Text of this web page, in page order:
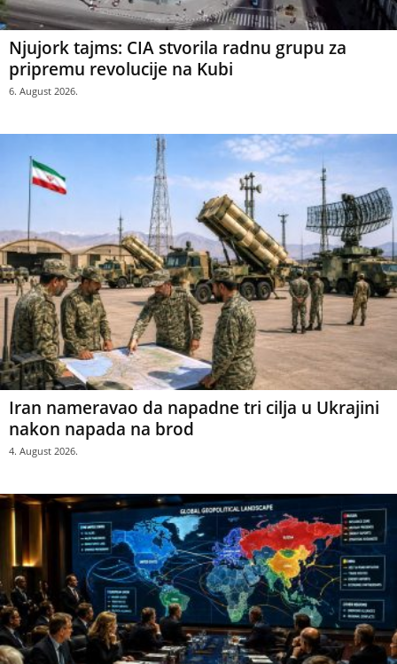
Njujork tajms: CIA stvorila radnu grupu za
pripremu revolucije na Kubi
6. August 2026.
Iran nameravao da napadne tri cilja u Ukrajini
nakon napada na brod
4. August 2026.